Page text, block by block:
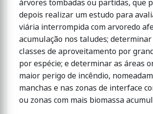
árvores tombadas ou partidas, que
depois realizar um estudo para
viária interrompida com arvoredo
acumulação nos taludes;
classes de aproveitamento por
por espécie; e determinar as áreas
maior perigo de incêndio,
manchas e nas zonas de interface
ou zonas com mais biomassa